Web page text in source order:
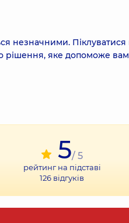
незначними. Піклуватися
рішення, яке допоможе вам
5/ 5
рейтинг на підставі
126 відгуків